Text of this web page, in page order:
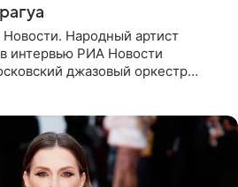
Народный артист
интервью РИА Новости
джазовый оркестр